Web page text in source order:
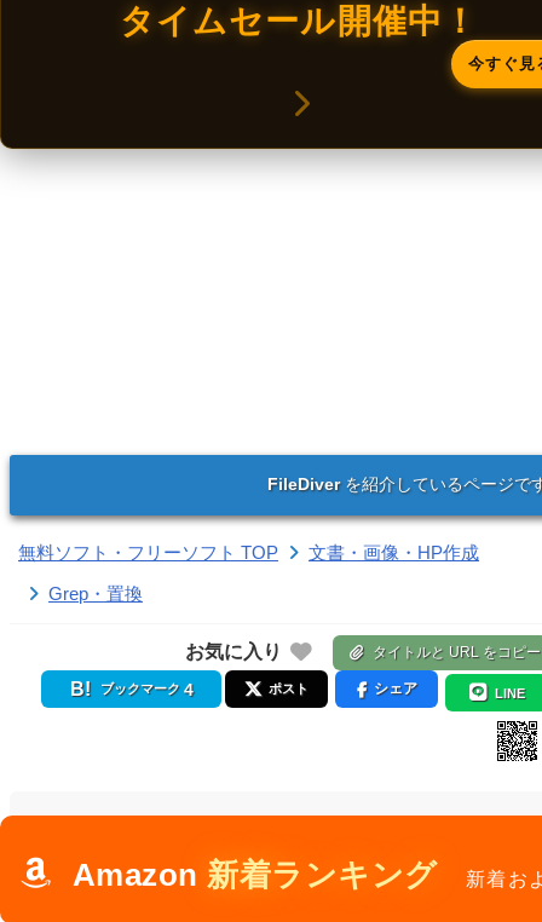
タイムセール開催中！
今すぐ見
FileDiverを紹介しているページで
無料ソフト・フリーソフト TOP
文書・画像・HP作成
Grep・置換
お気に入り タイトルと URL をコピー
ブックマーク 4 ポスト シェア LINE
Amazon 新着ランキング 新着お